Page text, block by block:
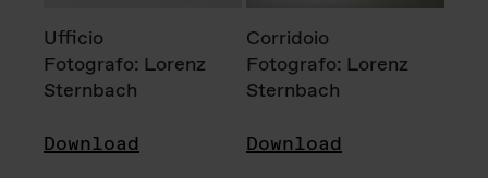
Ufficio
Fotografo: Lorenz
Sternbach
Download
Corridoio
Fotografo: Lorenz
Sternbach
Download